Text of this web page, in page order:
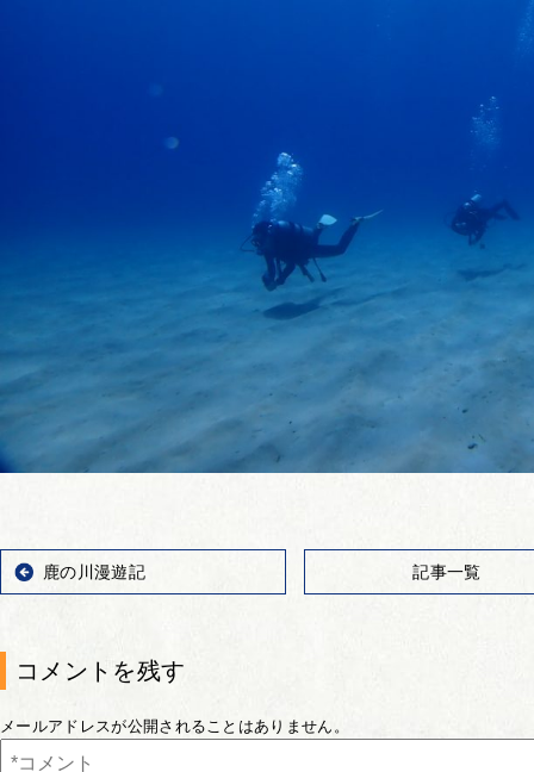
鹿の川漫遊記 記事一覧
コメントを残す
メールアドレスが公開されることはありません。